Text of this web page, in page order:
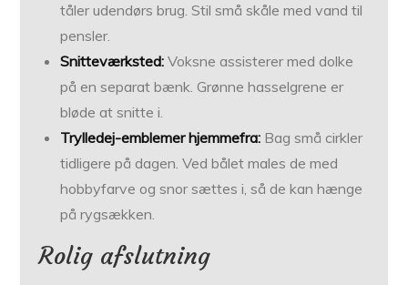
tåler udendørs brug. Stil små skåle med vand til
pensler.
Snitteværksted: Voksne assisterer med dolke
på en separat bænk. Grønne hasselgrene er
bløde at snitte i.
Trylledej-emblemer hjemmefra: Bag små cirkler
tidligere på dagen. Ved bålet males de med
hobbyfarve og snor sættes i, så de kan hænge
på rygsækken.
Rolig afslutning